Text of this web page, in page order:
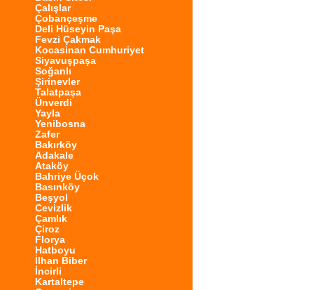
Çalışlar
Çobançeşme
Deli Hüseyin Paşa
Fevzi Çakmak
Kocasinan Cumhuriyet
Siyavuşpaşa
Soğanlı
Şirinevler
Talatpaşa
Ünverdi
Yayla
Yenibosna
Zafer
Bakırköy
Adakale
Ataköy
Bahriye Üçok
Basınköy
Beşyol
Cevizlik
Çamlık
Çiroz
Florya
Hatboyu
İlhan Biber
İncirli
Kartaltepe